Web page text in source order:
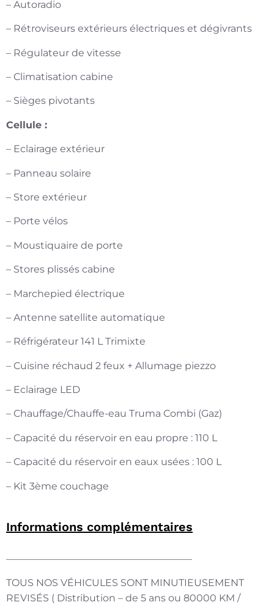
– Autoradio
– Rétroviseurs extérieurs électriques et dégivrants
– Régulateur de vitesse
– Climatisation cabine
– Sièges pivotants
Cellule :
– Eclairage extérieur
– Panneau solaire
– Store extérieur
– Porte vélos
– Moustiquaire de porte
– Stores plissés cabine
– Marchepied électrique
– Antenne satellite automatique
– Réfrigérateur 141 L Trimixte
– Cuisine réchaud 2 feux + Allumage piezzo
– Eclairage LED
– Chauffage/Chauffe-eau Truma Combi (Gaz)
– Capacité du réservoir en eau propre : 110 L
– Capacité du réservoir en eaux usées : 100 L
– Kit 3ème couchage
Informations complémentaires
———————————————————
TOUS NOS VÉHICULES SONT MINUTIEUSEMENT
REVISÉS ( Distribution – de 5 ans ou 80000 KM /